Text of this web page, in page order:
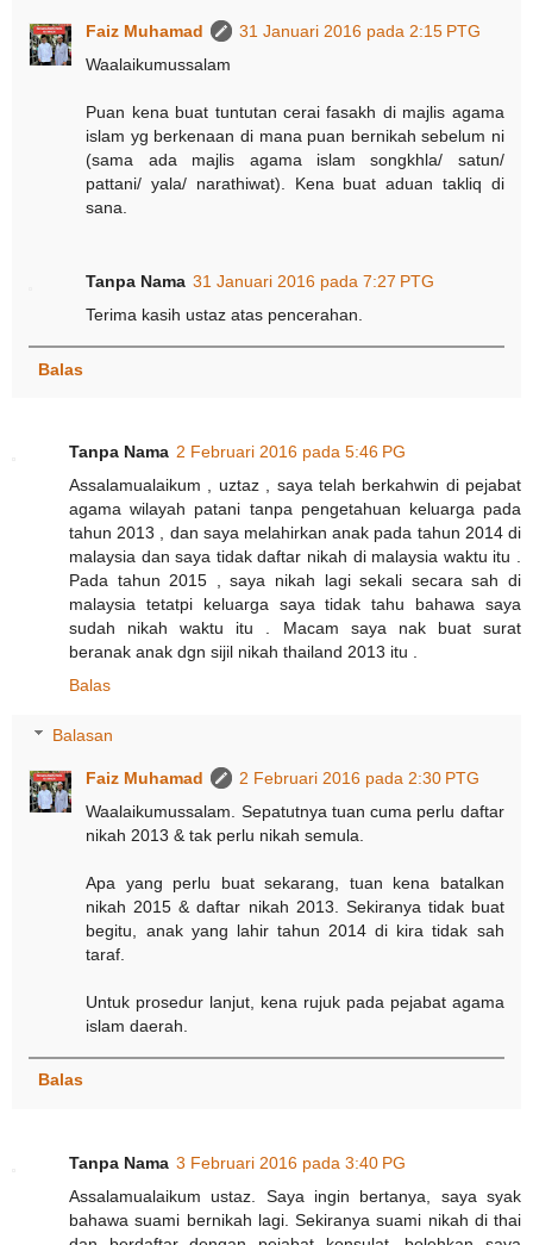
Faiz Muhamad
31 Januari 2016 pada 2:15 PTG
Waalaikumussalam
Puan kena buat tuntutan cerai fasakh di majlis agama
islam yg berkenaan di mana puan bernikah sebelum ni
(sama ada majlis agama islam songkhla/ satun/
pattani/ yala/ narathiwat). Kena buat aduan takliq di
sana.
Tanpa Nama 31 Januari 2016 pada 7:27 PTG
Terima kasih ustaz atas pencerahan.
Balas
Tanpa Nama 2 Februari 2016 pada 5:46 PG
Assalamualaikum , uztaz , saya telah berkahwin di pejabat
agama wilayah patani tanpa pengetahuan keluarga pada
tahun 2013 , dan saya melahirkan anak pada tahun 2014 di
malaysia dan saya tidak daftar nikah di malaysia waktu itu .
Pada tahun 2015 , saya nikah lagi sekali secara sah di
malaysia tetatpi keluarga saya tidak tahu bahawa saya
sudah nikah waktu itu . Macam saya nak buat surat
beranak anak dgn sijil nikah thailand 2013 itu .
Balas
Balasan
Faiz Muhamad
2 Februari 2016 pada 2:30 PTG
Waalaikumussalam. Sepatutnya tuan cuma perlu daftar
nikah 2013 & tak perlu nikah semula.
Apa yang perlu buat sekarang, tuan kena batalkan
nikah 2015 & daftar nikah 2013. Sekiranya tidak buat
begitu, anak yang lahir tahun 2014 di kira tidak sah
taraf.
Untuk prosedur lanjut, kena rujuk pada pejabat agama
islam daerah.
Balas
Tanpa Nama 3 Februari 2016 pada 3:40 PG
Assalamualaikum ustaz. Saya ingin bertanya, saya syak
bahawa suami bernikah lagi. Sekiranya suami nikah di thai